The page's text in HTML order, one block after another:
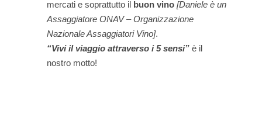
mercati e soprattutto il buon vino [Daniele è un
Assaggiatore ONAV – Organizzazione
Nazionale Assaggiatori Vino].
“Vivi il viaggio attraverso i 5 sensi” è il
nostro motto!